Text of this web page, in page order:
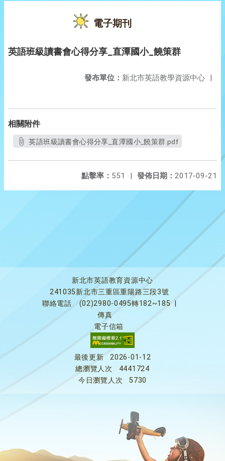
電子期刊
英語班級讀書會心得分享_直潭國小_饒策群
發布單位： 新北市英語教學資源中心 |
相關附件
英語班級讀書會心得分享_直潭國小_饒策群.pdf
發佈日期： 2017-09-21
點擊率： 551 |
新北市英語教育資源中心
241035新北市三重區重陽路三段3號
聯絡電話
(02)2980-0495轉182~185
傳真
電子信箱
最後更新
2026-01-12
總瀏覽人次
4441724
今日瀏覽人次
5730